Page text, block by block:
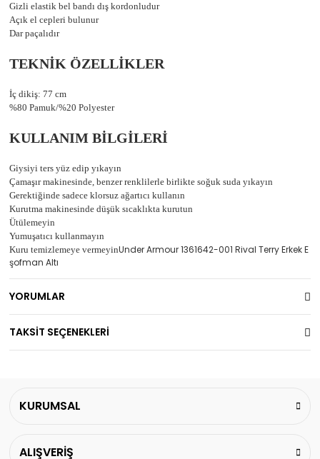
Gizli elastik bel bandı dış kordonludur
Açık el cepleri bulunur
Dar paçalıdır
TEKNİK ÖZELLİKLER
İç dikiş: 77 cm
%80 Pamuk/%20 Polyester
KULLANIM BİLGİLERİ
Giysiyi ters yüz edip yıkayın
Çamaşır makinesinde, benzer renklilerle birlikte soğuk suda yıkayın
Gerektiğinde sadece klorsuz ağartıcı kullanın
Kurutma makinesinde düşük sıcaklıkta kurutun
Ütülemeyin
Yumuşatıcı kullanmayın
Kuru temizlemeye vermeyinUnder Armour 1361642-001 Rival Terry Erkek E
şofman Altı
YORUMLAR
TAKSİT SEÇENEKLERİ
KURUMSAL
ALIŞVERİŞ